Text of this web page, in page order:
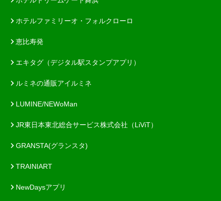
ホテルファミリーオ・フォルクローロ
恵比寿発
エキタグ（デジタル駅スタンプアプリ）
ルミネの通販アイルミネ
LUMINE/NEWoMan
JR東日本東北総合サービス株式会社（LiViT）
GRANSTA(グランスタ)
TRAINIART
NewDaysアプリ